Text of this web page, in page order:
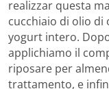
realizzar questa
cucchiaio di olio di
yogurt intero.
applichiamo il
riposare per
trattamento, e